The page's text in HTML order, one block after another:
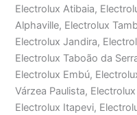
Electrolux Atibaia,
Alphaville, Electrolux
Electrolux Jandira,
Electrolux Taboão da
Electrolux Embú,
Várzea Paulista,
Electrolux Itapevi,